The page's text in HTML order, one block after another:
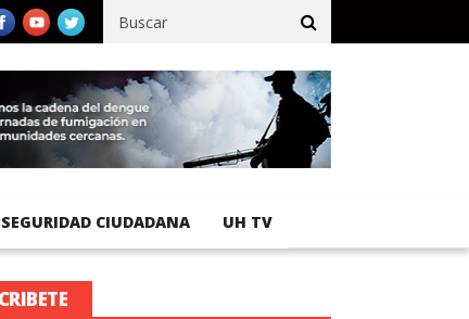
92 % de avance en obras de terracería
SEGURIDAD CIUDADANA UH TV